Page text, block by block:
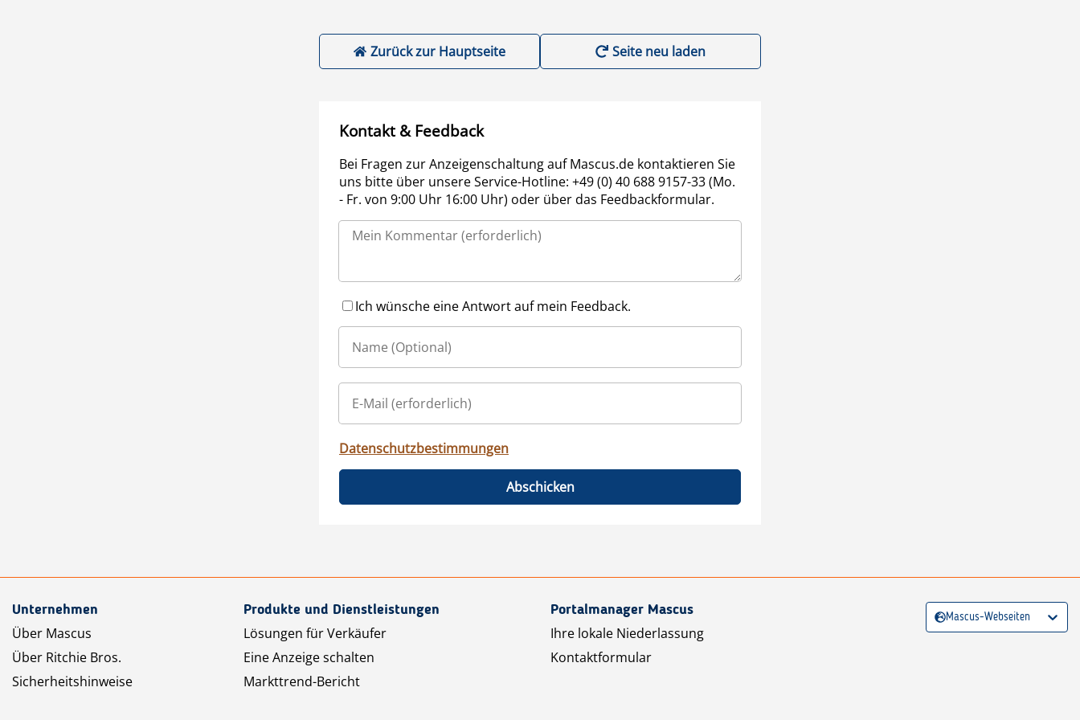
Zurück zur Hauptseite Seite neu laden
Kontakt & Feedback
Bei Fragen zur Anzeigenschaltung auf Mascus.de kontaktieren Sie
uns bitte über unsere Service-Hotline: +49 (0) 40 688 9157-33 (Mo.
- Fr. von 9:00 Uhr 16:00 Uhr) oder über das Feedbackformular.
Ich wünsche eine Antwort auf mein Feedback.
Datenschutzbestimmungen
Abschicken
Unternehmen
Über Mascus
Über Ritchie Bros.
Sicherheitshinweise
Produkte und Dienstleistungen
Lösungen für Verkäufer
Eine Anzeige schalten
Markttrend-Bericht
Portalmanager Mascus
Ihre lokale Niederlassung
Kontaktformular
Mascus-Webseiten